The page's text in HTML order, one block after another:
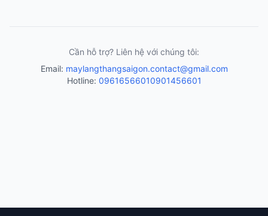
Cần hỗ trợ? Liên hệ với chúng tôi:
Email: maylangthangsaigon.contact@gmail.com
Hotline: 09616566010901456601